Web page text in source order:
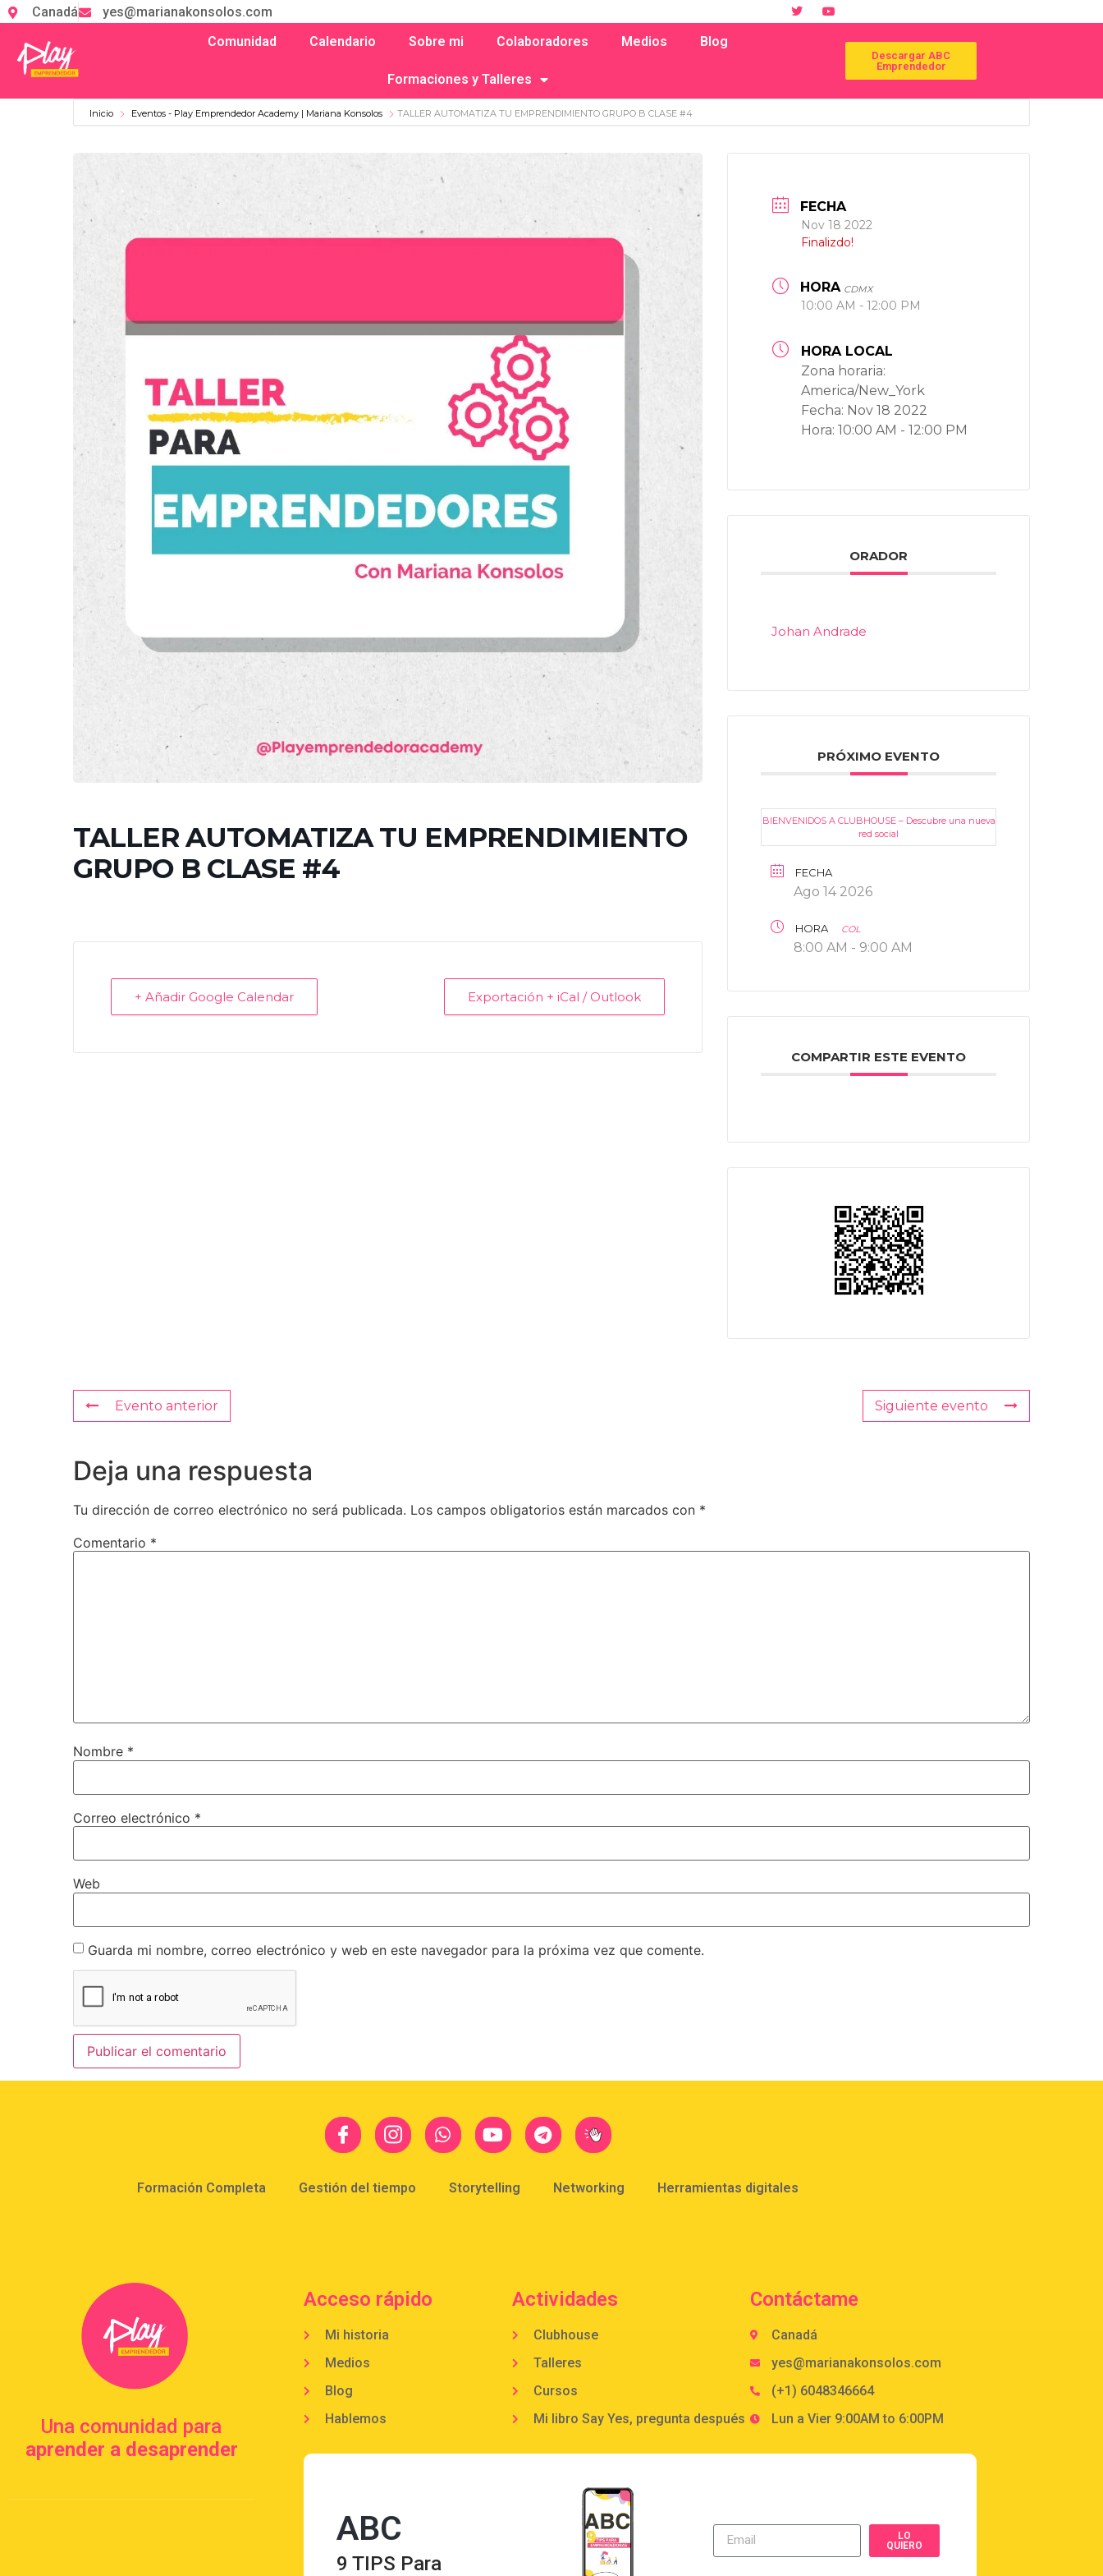
Canadá
yes@marianakonsolos.com
Comunidad
Calendario Sobre mi Colaboradores Medios Blog
Formaciones y Talleres
Descargar ABC
Emprendedor
Inicio Eventos - Play Emprendedor Academy | Mariana Konsolos TALLER AUTOMATIZA TU EMPRENDIMIENTO GRUPO B CLASE #4
TALLER AUTOMATIZA TU EMPRENDIMIENTO
GRUPO B CLASE #4
+ Añadir Google Calendar Exportación + iCal / Outlook
FECHA
Nov 18 2022
Finalizdo!
HORA CDMX
10:00 AM - 12:00 PM
HORA LOCAL
Zona horaria:
America/New_York
Fecha: Nov 18 2022
Hora:10:00 AM - 12:00 PM
ORADOR
Johan Andrade
PRÓXIMO EVENTO
BIENVENIDOS A CLUBHOUSE – Descubre una nueva
red social
FECHA
Ago 14 2026
HORA COL
8:00 AM - 9:00 AM
COMPARTIR ESTE EVENTO
Evento anterior Siguiente evento
Deja una respuesta
Tu dirección de correo electrónico no será publicada. Los campos obligatorios están marcados con *
Comentario *
Nombre *
Correo electrónico *
Web
Guarda mi nombre, correo electrónico y web en este navegador para la próxima vez que comente.
Formación Completa Gestión del tiempo Storytelling Networking Herramientas digitales
Una comunidad para
aprender a desaprender
Acceso rápido
Mi historia
Medios
Blog
Hablemos
Actividades
Clubhouse
Talleres
Cursos
Mi libro Say Yes, pregunta después
Contáctame
Canadá
yes@marianakonsolos.com
(+1) 6048346664
Lun a Vier 9:00AM to 6:00PM
ABC
9 TIPS Para
LO
QUIERO